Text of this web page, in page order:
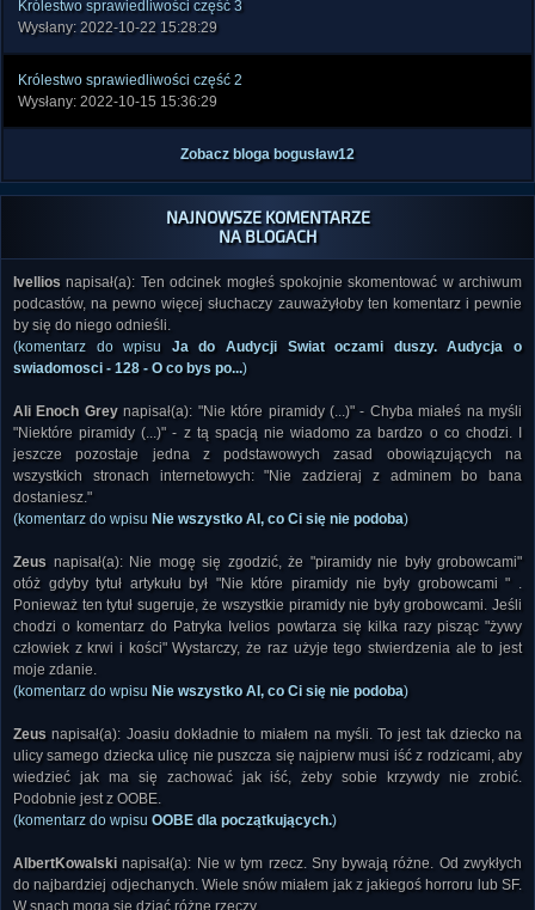
Królestwo sprawiedliwości część 3
Wysłany: 2022-10-22 15:28:29
Królestwo sprawiedliwości część 2
Wysłany: 2022-10-15 15:36:29
Zobacz bloga bogusław12
NAJNOWSZE KOMENTARZE
NA BLOGACH
Ivellios napisał(a): Ten odcinek mogłeś spokojnie skomentować w archiwum
podcastów, na pewno więcej słuchaczy zauważyłoby ten komentarz i pewnie
by się do niego odnieśli.
(komentarz do wpisu Ja do Audycji Swiat oczami duszy. Audycja o
swiadomosci - 128 - O co bys po...)
Ali Enoch Greynapisał(a): "Nie które piramidy (...)" - Chyba miałeś na myśli
"Niektóre piramidy (...)" - z tą spacją nie wiadomo za bardzo o co chodzi. I
jeszcze pozostaje jedna z podstawowych zasad obowiązujących na
wszystkich stronach internetowych: "Nie zadzieraj z adminem bo bana
dostaniesz."
(komentarz do wpisu Nie wszystko AI, co Ci się nie podoba)
Zeus napisał(a): Nie mogę się zgodzić, że "piramidy nie były grobowcami"
otóż gdyby tytuł artykułu był "Nie które piramidy nie były grobowcami " .
Ponieważ ten tytuł sugeruje, że wszystkie piramidy nie były grobowcami. Jeśli
chodzi o komentarz do Patryka Ivelios powtarza się kilka razy pisząc "żywy
człowiek z krwi i kości" Wystarczy, że raz użyje tego stwierdzenia ale to jest
moje zdanie.
(komentarz do wpisu Nie wszystko AI, co Ci się nie podoba)
Zeus napisał(a): Joasiu dokładnie to miałem na myśli. To jest tak dziecko na
ulicy samego dziecka ulicę nie puszcza się najpierw musi iść z rodzicami, aby
wiedzieć jak ma się zachować jak iść, żeby sobie krzywdy nie zrobić.
Podobnie jest z OOBE.
(komentarz do wpisu OOBE dla początkujących.)
AlbertKowalski napisał(a): Nie w tym rzecz. Sny bywają różne. Od zwykłych
do najbardziej odjechanych. Wiele snów miałem jak z jakiegoś horroru lub SF.